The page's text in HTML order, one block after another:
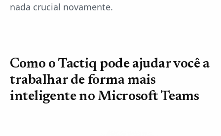
nada crucial novamente.
Como o Tactiq pode ajudar você a
trabalhar de forma mais
inteligente no Microsoft Teams